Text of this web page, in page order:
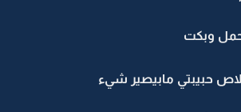
وبكت
حبيبتي مابيصير شيء